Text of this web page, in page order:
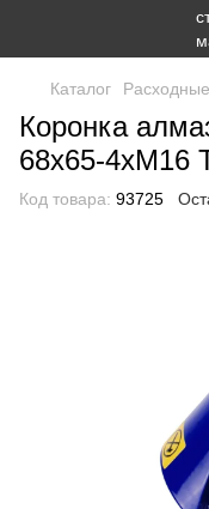
Каталог
Коронка
68x65-4xМ16
Код товара: 93725